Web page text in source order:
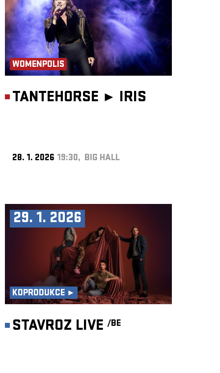
WOMENPOLIS
TANTEHORSE ► IRIS
28. 1. 2026 19:30, BIG HALL
29. 1. 2026
KOPRODUKCE ►
STAVROZ LIVE /BE